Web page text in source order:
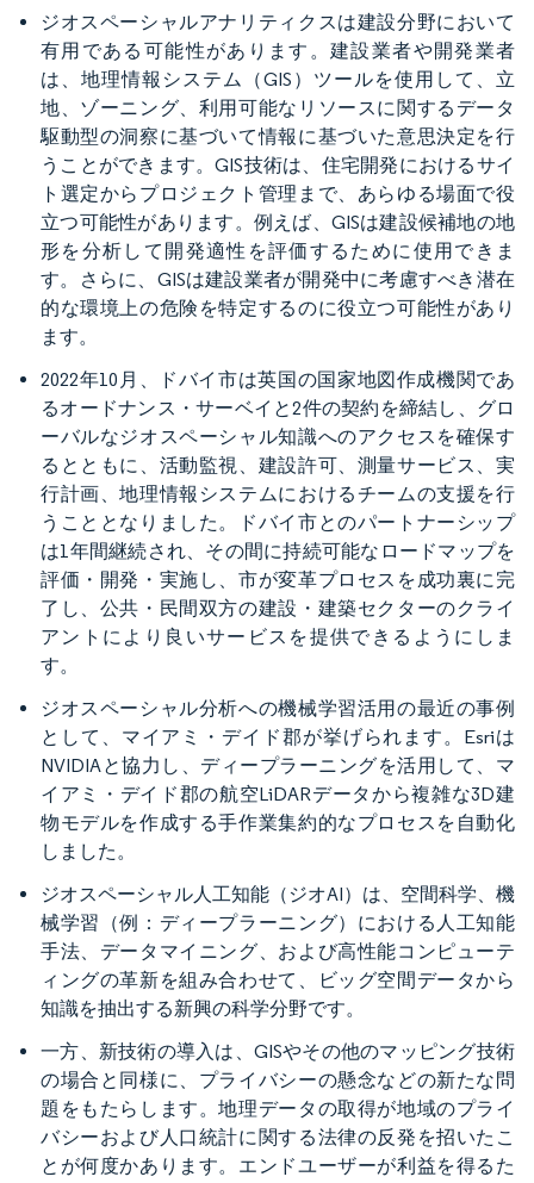
ジオスペーシャルアナリティクスは建設分野において
有用である可能性があります。建設業者や開発業者
は、地理情報システム（GIS）ツールを使用して、立
地、ゾーニング、利用可能なリソースに関するデータ
駆動型の洞察に基づいて情報に基づいた意思決定を行
うことができます。GIS技術は、住宅開発におけるサイ
ト選定からプロジェクト管理まで、あらゆる場面で役
立つ可能性があります。例えば、GISは建設候補地の地
形を分析して開発適性を評価するために使用できま
す。さらに、GISは建設業者が開発中に考慮すべき潜在
的な環境上の危険を特定するのに役立つ可能性があり
ます。
2022年10月、ドバイ市は英国の国家地図作成機関であ
るオードナンス・サーベイと2件の契約を締結し、グロ
ーバルなジオスペーシャル知識へのアクセスを確保す
るとともに、活動監視、建設許可、測量サービス、実
行計画、地理情報システムにおけるチームの支援を行
うこととなりました。ドバイ市とのパートナーシップ
は1年間継続され、その間に持続可能なロードマップを
評価・開発・実施し、市が変革プロセスを成功裏に完
了し、公共・民間双方の建設・建築セクターのクライ
アントにより良いサービスを提供できるようにしま
す。
ジオスペーシャル分析への機械学習活用の最近の事例
として、マイアミ・デイド郡が挙げられます。Esriは
NVIDIAと協力し、ディープラーニングを活用して、マ
イアミ・デイド郡の航空LiDARデータから複雑な3D建
物モデルを作成する手作業集約的なプロセスを自動化
しました。
ジオスペーシャル人工知能（ジオAI）は、空間科学、機
械学習（例：ディープラーニング）における人工知能
手法、データマイニング、および高性能コンピューテ
ィングの革新を組み合わせて、ビッグ空間データから
知識を抽出する新興の科学分野です。
一方、新技術の導入は、GISやその他のマッピング技術
の場合と同様に、プライバシーの懸念などの新たな問
題をもたらします。地理データの取得が地域のプライ
バシーおよび人口統計に関する法律の反発を招いたこ
とが何度かあります。エンドユーザーが利益を得るた